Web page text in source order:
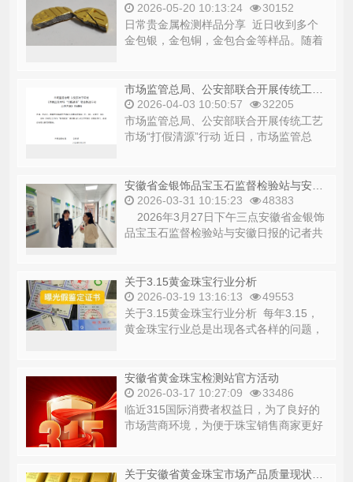
2026-05-20 10:13:24
30152
日常贵金属检测样品分享 近日收到多个
金包银，金包铜，金包合金等样品。随着
2026-04-03 10:50:57
32205
市场监管总局、公安部联合开展传统工艺
市场“打假清源”行动 近日，市场监管总
2026-03-31 10:15:23
48383
2026年3月27日下午三点安徽省金银饰
品宝玉石监督检验站与安徽日报的记者共
关于3.15黄金珠宝行业分析
2026-03-19 13:16:13
49553
关于3.15黄金珠宝行业分析 每年3.15，
黄金珠宝行业总是出现各式各样的问题，
安徽省黄金珠宝检测站官方活动
2026-03-17 10:27:09
33486
临近315国际消费者权益日，为了良好的
市场营商环境，为便于珠宝销售商家更好